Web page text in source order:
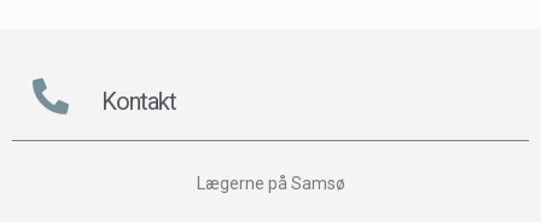
Kontakt
Lægerne på Samsø